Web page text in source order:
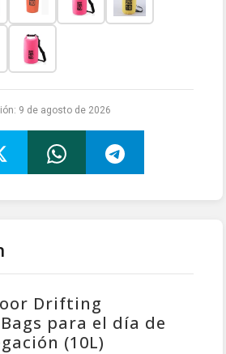
9 de agosto de 2026
Drifting
para el día de
(10L)